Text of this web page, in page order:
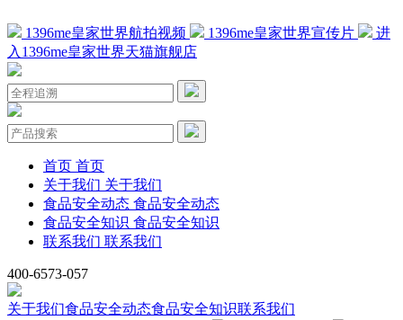
1396me皇家世界航拍视频 1396me皇家世界宣传片
进
入1396me皇家世界天猫旗舰店
首页 首页
关于我们 关于我们
食品安全动态 食品安全动态
食品安全知识 食品安全知识
联系我们 联系我们
400-6573-057
关于我们食品安全动态食品安全知识联系我们